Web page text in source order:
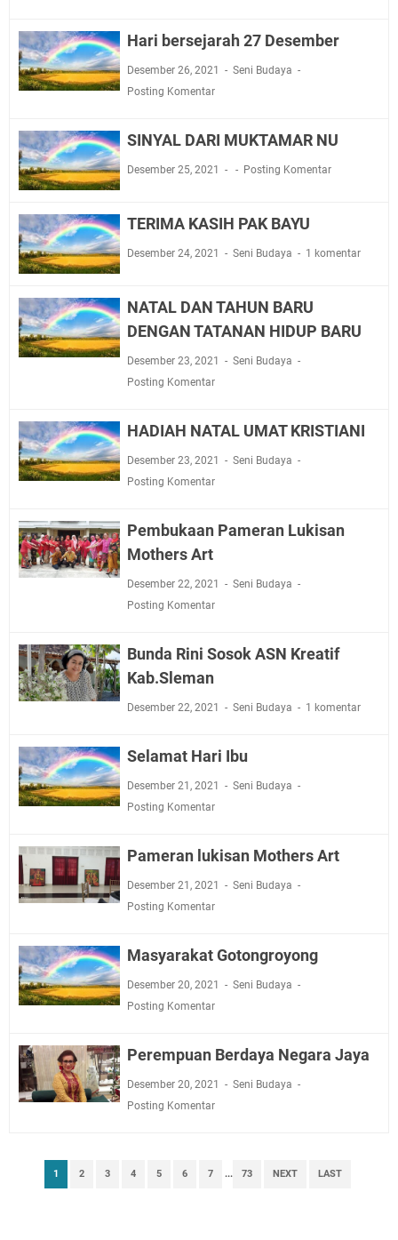
Hari bersejarah 27 Desember
Desember 26, 2021
Seni Budaya
Posting Komentar
SINYAL DARI MUKTAMAR NU
Desember 25, 2021 Posting Komentar
TERIMA KASIH PAK BAYU
Desember 24, 2021 Seni Budaya 1 komentar
NATAL DAN TAHUN BARU
DENGAN TATANAN HIDUP BARU
Desember 23, 2021
Seni Budaya
Posting Komentar
HADIAH NATAL UMAT KRISTIANI
Desember 23, 2021
Seni Budaya
Posting Komentar
Pembukaan Pameran Lukisan
Mothers Art
Desember 22, 2021
Seni Budaya
Posting Komentar
Bunda Rini Sosok ASN Kreatif
Kab.Sleman
Desember 22, 2021 Seni Budaya 1 komentar
Selamat Hari Ibu
Desember 21, 2021
Seni Budaya
Posting Komentar
Pameran lukisan Mothers Art
Desember 21, 2021
Seni Budaya
Posting Komentar
Masyarakat Gotongroyong
Desember 20, 2021
Seni Budaya
Posting Komentar
Perempuan Berdaya Negara Jaya
Desember 20, 2021
Seni Budaya
Posting Komentar
1 2 3 4 5 6 7 ... 73 NEXT LAST